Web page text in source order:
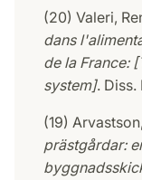
(20) Valeri,
dans
de la France:
system]. Diss.
(19)
prästgårdar: